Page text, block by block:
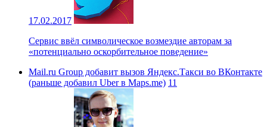
17.02.2017
Сервис ввёл символическое возмездие авторам за
«потенциально оскорбительное поведение»
Mail.ru Group добавит вызов Яндекс.Такси во ВКонтакте
(раньше добавил Uber в Maps.me) 11